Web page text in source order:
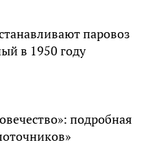
паровоз
в 1950 году
подробная